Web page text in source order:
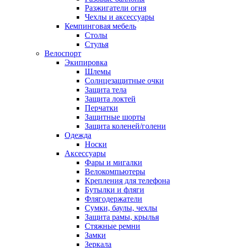
Разжигатели огня
Чехлы и аксессуары
Кемпинговая мебель
Столы
Стулья
Велоспорт
Экипировка
Шлемы
Солнцезащитные очки
Защита тела
Защита локтей
Перчатки
Защитные шорты
Защита коленей/голени
Одежда
Носки
Аксессуары
Фары и мигалки
Велокомпьютеры
Крепления для телефона
Бутылки и фляги
Флягодержатели
Сумки, баулы, чехлы
Защита рамы, крылья
Стяжные ремни
Замки
Зеркала